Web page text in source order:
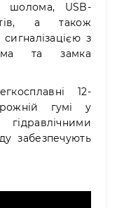
шолома, USB-
а також
з
та замка
12-
гумі у
забезпечують